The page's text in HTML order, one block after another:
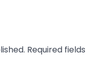
Required fields